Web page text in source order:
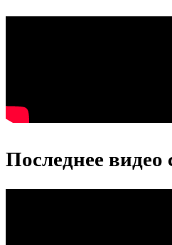
Последнее видео